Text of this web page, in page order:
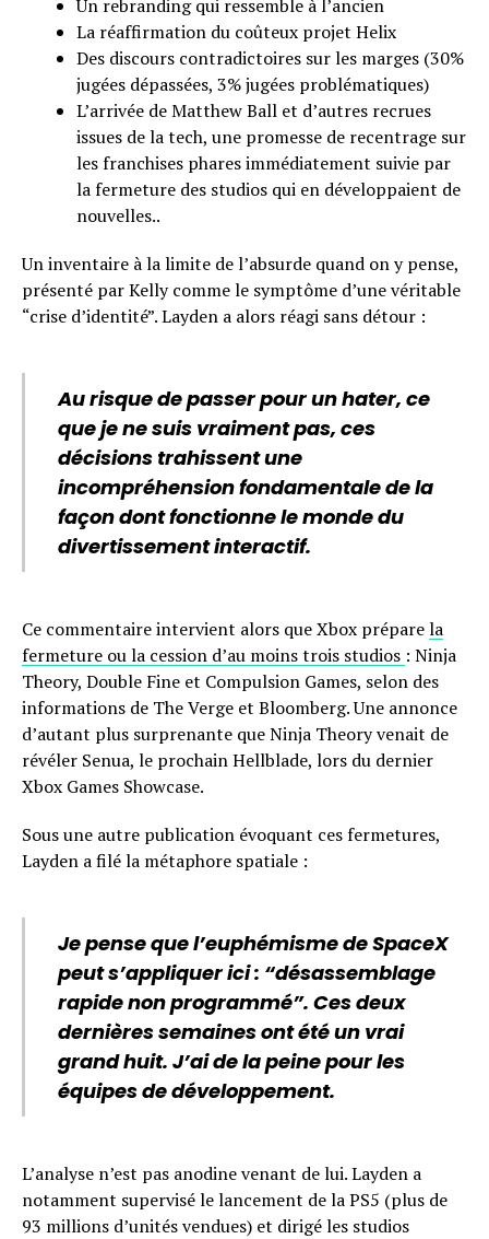
Un rebranding qui ressemble à l’ancien
La réaffirmation du coûteux projet Helix
Des discours contradictoires sur les marges (30%
jugées dépassées, 3% jugées problématiques)
L’arrivée de Matthew Ball et d’autres recrues
issues de la tech, une promesse de recentrage sur
les franchises phares immédiatement suivie par
la fermeture des studios qui en développaient de
nouvelles..
Un inventaire à la limite de l’absurde quand on y pense,
présenté par Kelly comme le symptôme d’une véritable
“crise d’identité”. Layden a alors réagi sans détour :
Au risque de passer pour un hater, ce
que je ne suis vraiment pas, ces
décisions trahissent une
incompréhension fondamentale de la
façon dont fonctionne le monde du
divertissement interactif.
Ce commentaire intervient alors que Xbox préparela
fermeture ou la cession d’au moins trois studios : Ninja
Theory, Double Fine et Compulsion Games, selon des
informations de The Verge et Bloomberg. Une annonce
d’autant plus surprenante que Ninja Theory venait de
révéler Senua, le prochain Hellblade, lors du dernier
Xbox Games Showcase.
Sous une autre publication évoquant ces fermetures,
Layden a filé la métaphore spatiale :
Je pense que l’euphémisme de SpaceX
peut s’appliquer ici : “désassemblage
rapide non programmé”. Ces deux
dernières semaines ont été un vrai
grand huit. J’ai de la peine pour les
équipes de développement.
L’analyse n’est pas anodine venant de lui. Layden a
notamment supervisé le lancement de la PS5 (plus de
93 millions d’unités vendues) et dirigé les studios